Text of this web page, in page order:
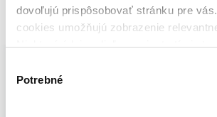
dovoľujú prispôsobovať stránku pre
cookies umožňujú zobrazenie
Niektoré údaje zdieľame aj s tretími
cookies.
súhlasu
Potrebné
Vybrané pre